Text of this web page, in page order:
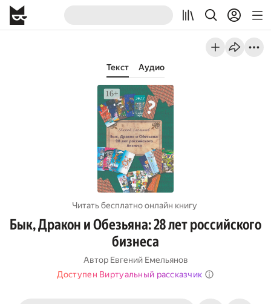
Текст Аудио
Читать бесплатно онлайн книгу
Бык, Дракон и Обезьяна: 28 лет российского
бизнеса
Автор Евгений Емельянов
Доступен Виртуальный рассказчик